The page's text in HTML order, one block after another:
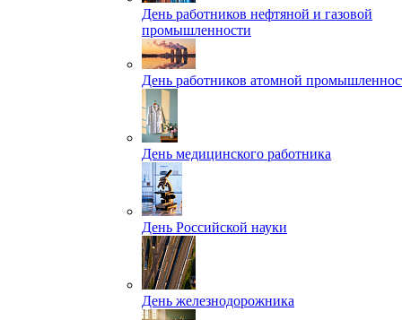
День работников нефтяной и газовой
промышленности
День работников атомной
День медицинского работника
День Российской науки
День железнодорожника